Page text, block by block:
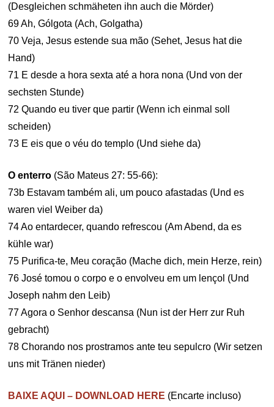
(Desgleichen schmäheten ihn auch die Mörder)
69 Ah, Gólgota (Ach, Golgatha)
70 Veja, Jesus estende sua mão (Sehet, Jesus hat die
Hand)
71 E desde a hora sexta até a hora nona (Und von der
sechsten Stunde)
72 Quando eu tiver que partir (Wenn ich einmal soll
scheiden)
73 E eis que o véu do templo (Und siehe da)
O enterro (São Mateus 27: 55-66):
73b Estavam também ali, um pouco afastadas (Und es
waren viel Weiber da)
74 Ao entardecer, quando refrescou (Am Abend, da es
kühle war)
75 Purifica-te, Meu coração (Mache dich, mein Herze, rein)
76 José tomou o corpo e o envolveu em um lençol (Und
Joseph nahm den Leib)
77 Agora o Senhor descansa (Nun ist der Herr zur Ruh
gebracht)
78 Chorando nos prostramos ante teu sepulcro (Wir setzen
uns mit Tränen nieder)
BAIXE AQUI – DOWNLOAD HERE (Encarte incluso)